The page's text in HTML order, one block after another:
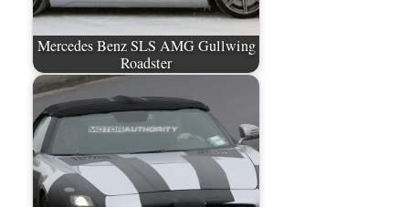
Mercedes Benz SLS AMG Gullwing
Roadster